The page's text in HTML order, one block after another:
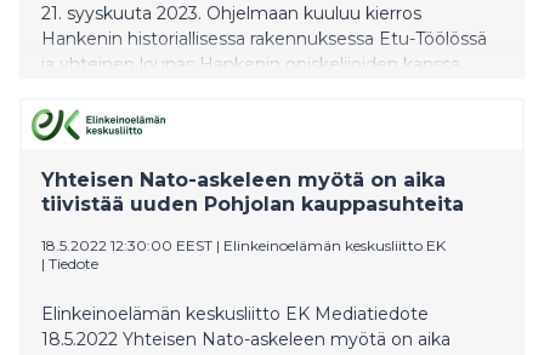
21. syyskuuta 2023. Ohjelmaan kuuluu kierros
Hankenin historiallisessa rakennuksessa Etu-Töölössä
ja yhteinen lounas Hankenin opiskelijoiden kanssa.
Yhteisen Nato-askeleen myötä on aika
tiivistää uuden Pohjolan kauppasuhteita
18.5.2022 12:30:00 EEST | Elinkeinoelämän keskusliitto EK
| Tiedote
Elinkeinoelämän keskusliitto EK Mediatiedote
18.5.2022 Yhteisen Nato-askeleen myötä on aika